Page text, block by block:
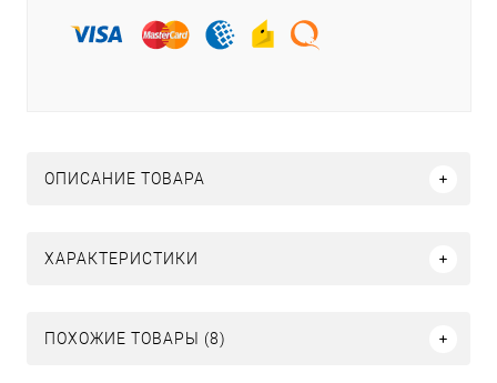
ОПИСАНИЕ ТОВАРА
ХАРАКТЕРИСТИКИ
ПОХОЖИЕ ТОВАРЫ (8)